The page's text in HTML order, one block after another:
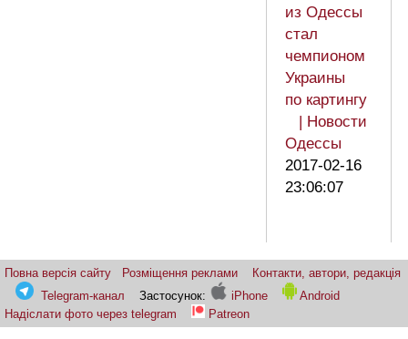
из Одессы
стал
чемпионом
Украины
по картингу
| Новости
Одессы
2017-02-16
23:06:07
Повна версія сайту Розміщення реклами
Контакти, автори, редакція
Telegram-канал
Застосунок: iPhone
Android
Надіслати фото через telegram
Patreon